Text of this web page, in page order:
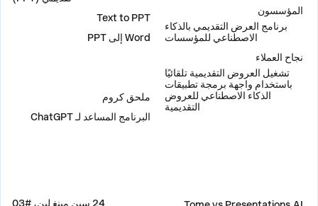
المؤسسون
برنامج العرض التقديمي بالذكاء
الاصطناعي للمؤسسات
نجاح العملاء
تشغيل العروض التقديمية تلقائيًا
باستخدام واجهة برمجة تطبيقات
الذكاء الاصطناعي للعروض
التقديمية
Text to PPT
Word إلى PPT
ملحق كروم
البرنامج المساعد لـ ChatGPT
24 سين مينغ لين، #03